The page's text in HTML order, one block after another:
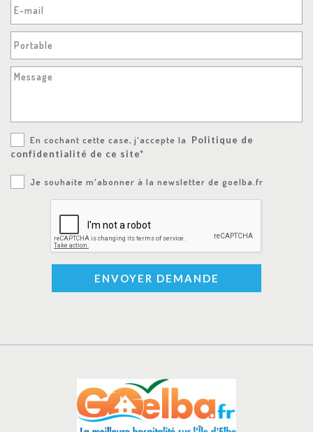
E-mail
Portable
Message
En cochant cette case, j'accepte la
Politique de
confidentialité de ce site*
Je souhaite m'abonner à la newsletter de goelba.fr
ENVOYER DEMANDE